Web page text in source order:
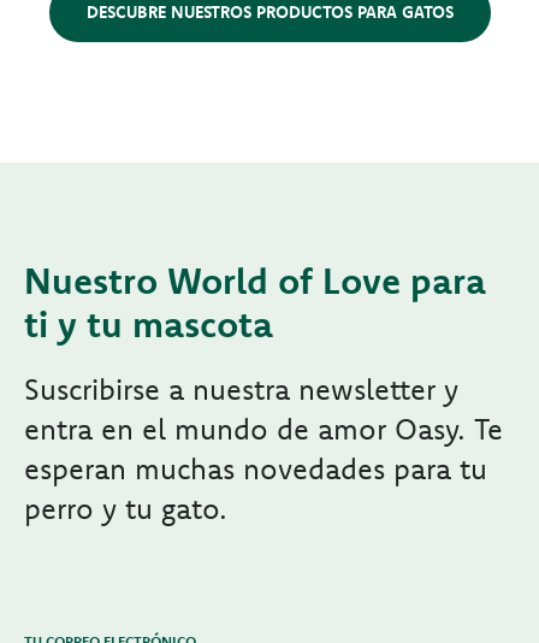
DESCUBRE NUESTROS PRODUCTOS PARA GATOS
Nuestro World of Love para
ti y tu mascota
Suscribirse a nuestra newsletter y
entra en el mundo de amor Oasy. Te
esperan muchas novedades para tu
perro y tu gato.